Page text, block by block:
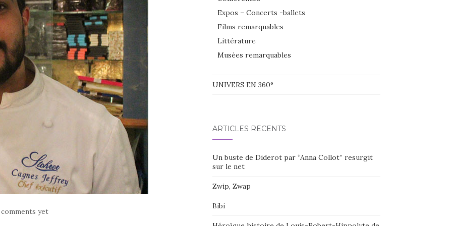
yet
Expos – Concerts -ballets
Films remarquables
Littérature
Musées remarquables
UNIVERS EN 360°
ARTICLES RÉCENTS
Un buste de Diderot par “Anna Collot” resurgit
sur le net
Zwip, Zwap
Bibi